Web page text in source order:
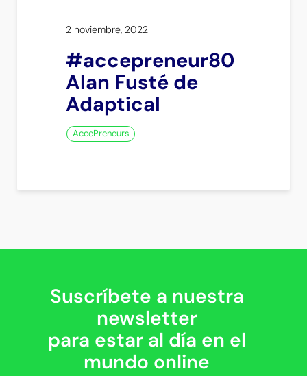
2 noviembre, 2022
#accepreneur80
Alan Fusté de
Adaptical
AccePreneurs
Suscríbete a nuestra
newsletter
para estar al día en el
mundo online